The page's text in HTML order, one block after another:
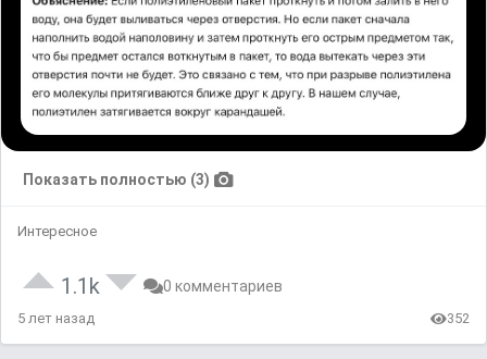
Показать полностью (3)
Интересное
1.1k 0 комментариев
5 лет назад 352